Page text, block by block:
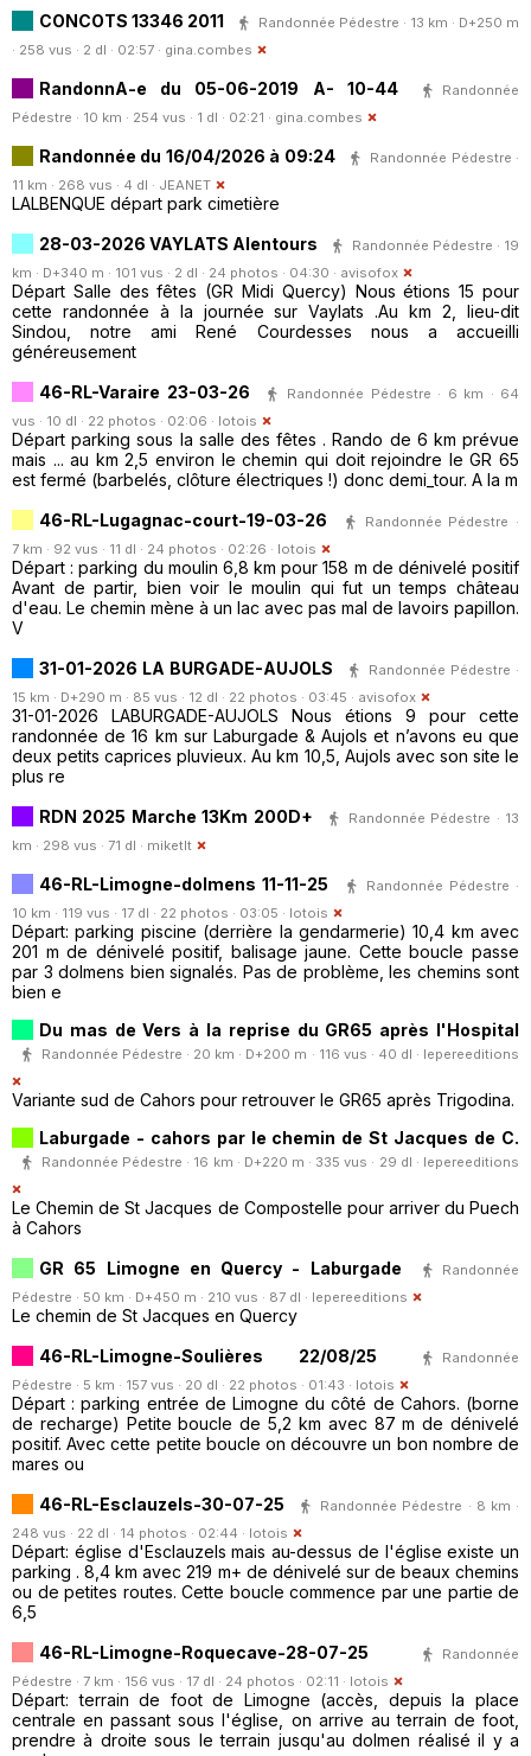
CONCOTS 13346 2011
Randonnée Pédestre · 13 km · D+250 m
· 258 vus · 2 dl · 02:57 · gina.combes
RandonnA-e du 05-06-2019 A- 10-44
Randonnée
Pédestre · 10 km · 254 vus · 1 dl · 02:21 · gina.combes
Randonnée du 16/04/2026 à 09:24
Randonnée Pédestre ·
11 km · 268 vus · 4 dl · JEANET
LALBENQUE départ park cimetière
28-03-2026 VAYLATS Alentours
Randonnée Pédestre · 19
km · D+340 m · 101 vus · 2 dl · 24 photos · 04:30 · avisofox
Départ Salle des fêtes (GR Midi Quercy) Nous étions 15 pour
cette randonnée à la journée sur Vaylats .Au km 2, lieu-dit
Sindou, notre ami René Courdesses nous a accueilli
généreusement
46-RL-Varaire 23-03-26
Randonnée Pédestre · 6 km · 64
vus · 10 dl · 22 photos · 02:06 · lotois
Départ parking sous la salle des fêtes . Rando de 6 km prévue
mais ... au km 2,5 environ le chemin qui doit rejoindre le GR 65
est fermé (barbelés, clôture électriques !) donc demi_tour. A la m
46-RL-Lugagnac-court-19-03-26
Randonnée Pédestre ·
7 km · 92 vus · 11 dl · 24 photos · 02:26 · lotois
Départ : parking du moulin 6,8 km pour 158 m de dénivelé positif
Avant de partir, bien voir le moulin qui fut un temps château
d'eau. Le chemin mène à un lac avec pas mal de lavoirs papillon.
V
31-01-2026 LA BURGADE-AUJOLS
Randonnée Pédestre ·
15 km · D+290 m · 85 vus · 12 dl · 22 photos · 03:45 · avisofox
31-01-2026 LABURGADE-AUJOLS Nous étions 9 pour cette
randonnée de 16 km sur Laburgade & Aujols et n’avons eu que
deux petits caprices pluvieux. Au km 10,5, Aujols avec son site le
plus re
RDN 2025 Marche 13Km 200D+
Randonnée Pédestre · 13
km · 298 vus · 71 dl · miketlt
46-RL-Limogne-dolmens 11-11-25
Randonnée Pédestre ·
10 km · 119 vus · 17 dl · 22 photos · 03:05 · lotois
Départ: parking piscine (derrière la gendarmerie) 10,4 km avec
201 m de dénivelé positif, balisage jaune. Cette boucle passe
par 3 dolmens bien signalés. Pas de problème, les chemins sont
bien e
Du mas de Vers à la reprise du GR65 après l'Hospital
Randonnée Pédestre · 20 km · D+200 m · 116 vus · 40 dl · lepereeditions
Variante sud de Cahors pour retrouver le GR65 après Trigodina.
Laburgade - cahors par le chemin de St Jacques de C.
Randonnée Pédestre · 16 km · D+220 m · 335 vus · 29 dl · lepereeditions
Le Chemin de St Jacques de Compostelle pour arriver du Puech
à Cahors
GR 65 Limogne en Quercy - Laburgade
Randonnée
Pédestre · 50 km · D+450 m · 210 vus · 87 dl · lepereeditions
Le chemin de St Jacques en Quercy
46-RL-Limogne-Soulières 22/08/25
Randonnée
Pédestre · 5 km · 157 vus · 20 dl · 22 photos · 01:43 · lotois
Départ : parking entrée de Limogne du côté de Cahors. (borne
de recharge) Petite boucle de 5,2 km avec 87 m de dénivelé
positif. Avec cette petite boucle on découvre un bon nombre de
mares ou
46-RL-Esclauzels-30-07-25
Randonnée Pédestre · 8 km ·
248 vus · 22 dl · 14 photos · 02:44 · lotois
Départ: église d'Esclauzels mais au-dessus de l'église existe un
parking . 8,4 km avec 219 m+ de dénivelé sur de beaux chemins
ou de petites routes. Cette boucle commence par une partie de
6,5
46-RL-Limogne-Roquecave-28-07-25
Randonnée
Pédestre · 7 km · 156 vus · 17 dl · 24 photos · 02:11 · lotois
Départ: terrain de foot de Limogne (accès, depuis la place
centrale en passant sous l'église, on arrive au terrain de foot,
prendre à droite sous le terrain jusqu'au dolmen réalisé il y a